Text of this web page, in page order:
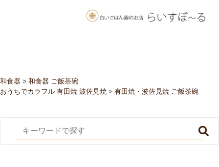
和食器 > 和食器 ご飯茶碗
おうちでカラフル 有田焼 波佐見焼 > 有田焼・波佐見焼 ご飯茶碗